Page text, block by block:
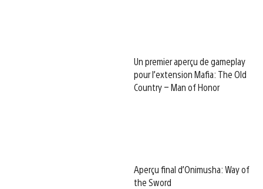
Un premier aperçu de gameplay
pour l’extension Mafia: The Old
Country – Man of Honor
Aperçu final d’Onimusha: Way of
the Sword